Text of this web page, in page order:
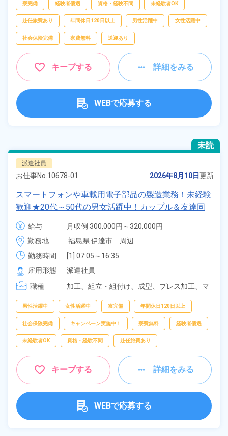
寮完備 経験者優遇 資格・経験不問 未経験者OK
赴任旅費あり 年間休日120日以上 男性活躍中 女性活躍中
社会保険完備 寮費無料 送迎あり
キープする 詳細をみる
WEBで応募する
未読
派遣社員
お仕事No. 10678-01 2026年8月10日更新
スマートフォンや車載用電子部品の製造業務！未経験
歓迎★20代～50代の男女活躍中！カップル＆友達同
士の応募OK！寮費実質無料＆備品付きワンルーム寮
完備！日払い制度あり！社員食堂利用OK！《福島県
伊達市》
給与
月収例 300,000円～320,000円
時給 1,350円～1,350円
勤務地
福島県 伊達市　周辺
勤務時間
[1] 07:05～16:35
[2] 18:50～04:20
[3] 08:20～17:05
雇用形態
派遣社員
職種
加工、 組立・組付け、 成型、 プレス加工、 マ
洗浄
男性活躍中 女性活躍中 寮完備 年間休日120日以上
社会保険完備 キャンペーン実施中！ 寮費無料 経験者優遇
未経験者OK 資格・経験不問 赴任旅費あり
キープする 詳細をみる
WEBで応募する